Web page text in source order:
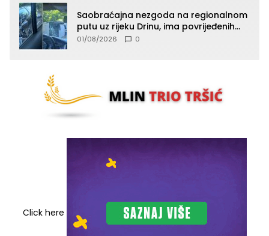
Saobraćajna nezgoda na regionalnom
putu uz rijeku Drinu, ima povrijeđenih
lica (FOTO)
01/08/2026 0
Click here